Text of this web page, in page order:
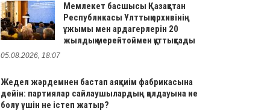
Мемлекет басшысы Қазақстан
Республикасы Ұлттық архивінің
ұжымы мен ардагерлерін 20
жылдық мерейтоймен құттықтады
05.08.2026, 18:07
Жедел жәрдемнен бастап аяқкиім фабрикасына
дейін: партиялар сайлаушылардың қолдауына ие
болу үшін не істеп жатыр?